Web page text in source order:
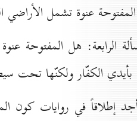
عنوة تشمل الأراضي
الرابعة: هل المفتوحة
الكفّار ولكنّها تحت
إطلاقاً في روايات كون